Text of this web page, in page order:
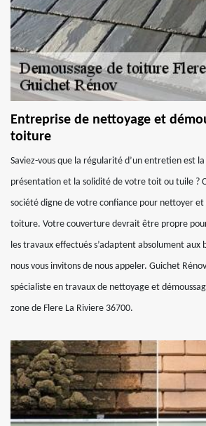
Entreprise de nettoyage et
toiture
Saviez-vous que la régularité d’un entretien est
présentation et la solidité de votre toit ou tuile ?
société digne de votre confiance pour nettoyer
toiture. Votre couverture devrait être propre
les travaux effectués s’adaptent absolument aux
nous vous invitons de nous appeler. Guichet
spécialiste en travaux de nettoyage et
zone de Flere La Riviere 36700.